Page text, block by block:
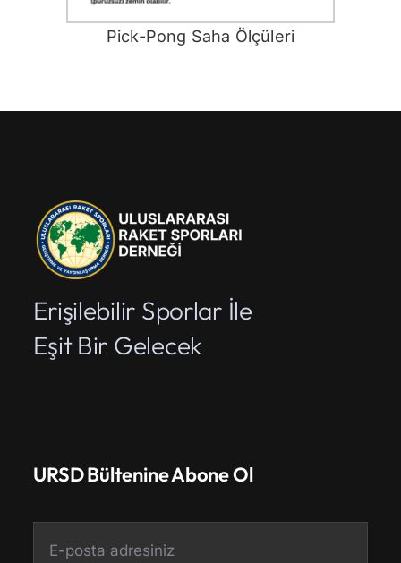
Pick-Pong Saha Ölçüleri
Erişilebilir Sporlar İle
Eşit Bir Gelecek
URSD Bültenine Abone Ol